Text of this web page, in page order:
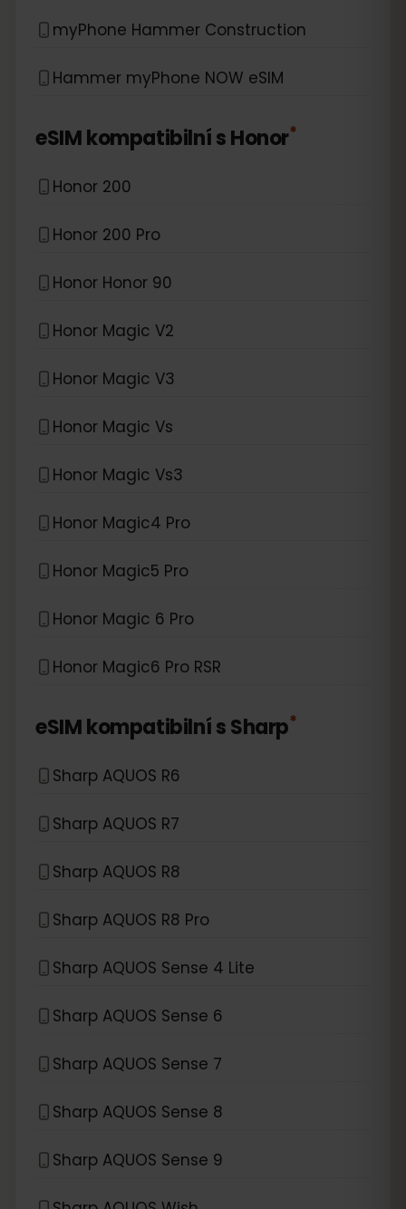
myPhone Hammer Construction
Hammer myPhone NOW eSIM
eSIM kompatibilní sHonor*
Honor 200
Honor 200 Pro
Honor Honor 90
Honor Magic V2
Honor Magic V3
Honor Magic Vs
Honor Magic Vs3
Honor Magic4 Pro
Honor Magic5 Pro
Honor Magic 6 Pro
Honor Magic6 Pro RSR
eSIM kompatibilní sSharp*
Sharp AQUOS R6
Sharp AQUOS R7
Sharp AQUOS R8
Sharp AQUOS R8 Pro
Sharp AQUOS Sense 4 Lite
Sharp AQUOS Sense 6
Sharp AQUOS Sense 7
Sharp AQUOS Sense 8
Sharp AQUOS Sense 9